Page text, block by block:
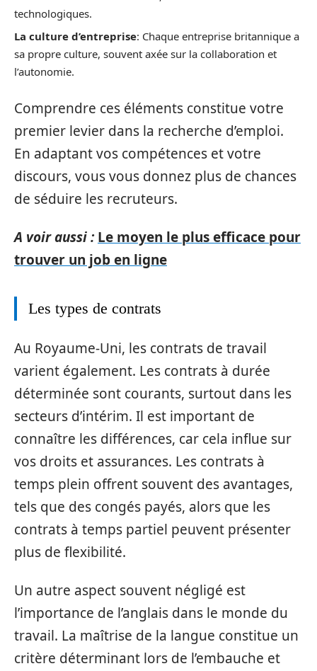
technologiques.
La culture d’entreprise: Chaque entreprise britannique a
sa propre culture, souvent axée sur la collaboration et
l’autonomie.
Comprendre ces éléments constitue votre
premier levier dans la recherche d’emploi.
En adaptant vos compétences et votre
discours, vous vous donnez plus de chances
de séduire les recruteurs.
A voir aussi : Le moyen le plus efficace pour
trouver un job en ligne
Les types de contrats
Au Royaume-Uni, les contrats de travail
varient également. Les contrats à durée
déterminée sont courants, surtout dans les
secteurs d’intérim. Il est important de
connaître les différences, car cela influe sur
vos droits et assurances. Les contrats à
temps plein offrent souvent des avantages,
tels que des congés payés, alors que les
contrats à temps partiel peuvent présenter
plus de flexibilité.
Un autre aspect souvent négligé est
l’importance de l’anglais dans le monde du
travail. La maîtrise de la langue constitue un
critère déterminant lors de l’embauche et